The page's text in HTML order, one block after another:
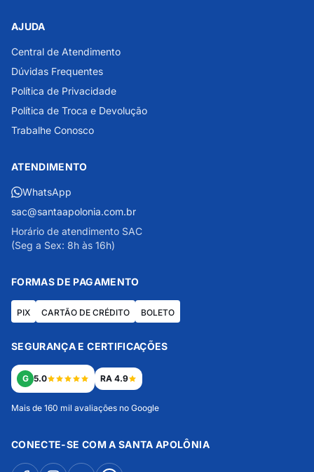
AJUDA
Central de Atendimento
Dúvidas Frequentes
Política de Privacidade
Política de Troca e Devolução
Trabalhe Conosco
ATENDIMENTO
WhatsApp
sac@santaapolonia.com.br
Horário de atendimento SAC
(Seg a Sex: 8h às 16h)
FORMAS DE PAGAMENTO
PIX CARTÃO DE CRÉDITO BOLETO
SEGURANÇA E CERTIFICAÇÕES
G 5.0 RA 4.9
Mais de 160 mil avaliações no Google
CONECTE-SE COM A SANTA APOLÔNIA